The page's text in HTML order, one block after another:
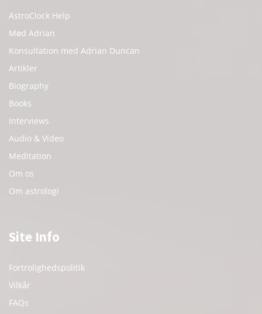
AstroClock Help
Mød Adrian
Konsultation med Adrian Duncan
Artikler
Biography
Books
Interviews
Audio & Video
Meditation
Om os
Om astrologi
Site Info
Fortrolighedspolitik
Vilkår
FAQs